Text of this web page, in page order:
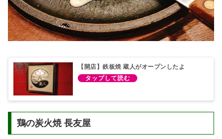
【開店】鉄板焼 蔵人がオープンしたよ
鶏の炭火焼 長友屋